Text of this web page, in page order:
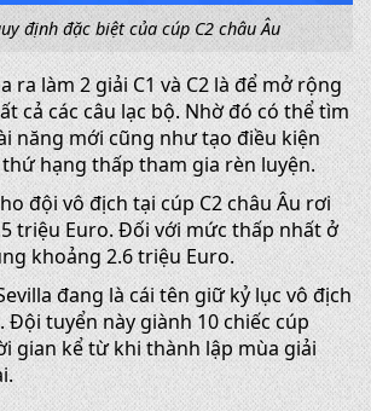
định đặc biệt của cúp C2 châu Âu
ra làm 2 giải C1 và C2 là để mở rộng
cả các câu lạc bộ. Nhờ đó có thể tìm
năng mới cũng như tạo điều kiện
hạng thấp tham gia rèn luyện.
đội vô địch tại cúp C2 châu Âu rơi
triệu Euro. Đối với mức thấp nhất ở
khoảng 2.6 triệu Euro.
đang là cái tên giữ kỷ lục vô địch
Đội tuyển này giành 10 chiếc cúp
gian kể từ khi thành lập mùa giải